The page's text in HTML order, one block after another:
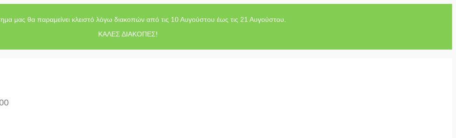
μας θα παραμείνει κλειστό λόγω διακοπών από τις 10 Αυγούστου έως τις 21 Αυγούστου.
ΚΑΛΕΣ ΔΙΑΚΟΠΕΣ!